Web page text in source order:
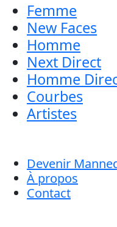
Femme
New Faces
Homme
Next Direct
Homme
Courbes
Artistes
Devenir
À propos
Contact